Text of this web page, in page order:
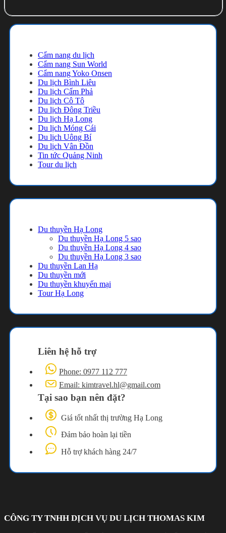
Cẩm nang du lịch
Cẩm nang Sun World
Cẩm nang Yoko Onsen
Du lịch Bình Liêu
Du lịch Cẩm Phả
Du lịch Cô Tô
Du lịch Đông Triều
Du lịch Hạ Long
Du lịch Móng Cái
Du lịch Uông Bí
Du lịch Vân Đồn
Tin tức Quảng Ninh
Tour du lịch
Du thuyền Hạ Long
Du thuyền Hạ Long 5 sao
Du thuyền Hạ Long 4 sao
Du thuyền Hạ Long 3 sao
Du thuyền Lan Hạ
Du thuyền mới
Du thuyền khuyến mại
Tour Hạ Long
Liên hệ hỗ trợ
Phone: 0977 112 777
Email: kimtravel.hl@gmail.com
Tại sao bạn nên đặt?
Giá tốt nhất thị trường Hạ Long
Đảm bảo hoàn lại tiền
Hỗ trợ khách hàng 24/7
CÔNG TY TNHH DỊCH VỤ DU LỊCH THOMAS KIM